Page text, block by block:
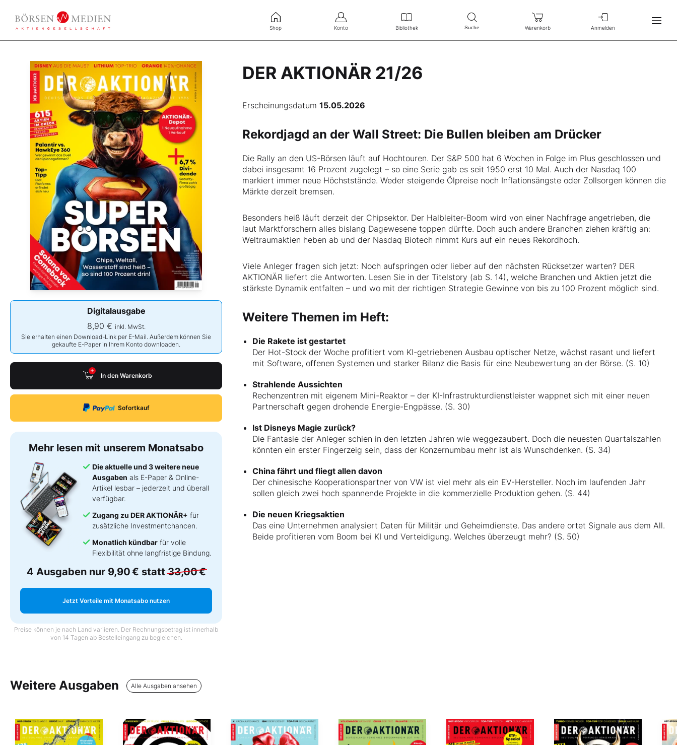
Shop Konto Bibliothek Suche Warenkorb Anmelden
DER AKTIONÄR 21/26
Erscheinungsdatum15.05.2026
Digitalausgabe
8,90 € inkl. MwSt.
Sie erhalten einen Download-Link per E-Mail. Außerdem können Sie
gekaufte E-Paper in Ihrem Konto downloaden.
In den Warenkorb
Sofortkauf
Mehr lesen mit unserem Monatsabo
Die aktuelle und 3 weitere neue
Ausgaben als E-Paper & Online-
Artikel lesbar – jederzeit und überall
verfügbar.
Zugang zu DER AKTIONÄR+ für
zusätzliche Investmentchancen.
Monatlich kündbar für volle
Flexibilität ohne langfristige Bindung.
4 Ausgaben nur 9,90 € statt33,00 €
Jetzt Vorteile mit Monatsabo nutzen
Preise können je nach Land variieren. Der Rechnungsbetrag ist innerhalb
von 14 Tagen ab Bestelleingang zu begleichen.
Rekordjagd an der Wall Street: Die Bullen bleiben am Drücker
Die Rally an den US-Börsen läuft auf Hochtouren. Der S&P 500 hat 6 Wochen in Folge im Plus geschlossen und
dabei insgesamt 16 Prozent zugelegt – so eine Serie gab es seit 1950 erst 10 Mal. Auch der Nasdaq 100
markiert immer neue Höchststände. Weder steigende Ölpreise noch Inflationsängste oder Zollsorgen können die
Märkte derzeit bremsen.
Besonders heiß läuft derzeit der Chipsektor. Der Halbleiter-Boom wird von einer Nachfrage angetrieben, die
laut Marktforschern alles bislang Dagewesene toppen dürfte. Doch auch andere Branchen ziehen kräftig an:
Weltraumaktien heben ab und der Nasdaq Biotech nimmt Kurs auf ein neues Rekordhoch.
Viele Anleger fragen sich jetzt: Noch aufspringen oder lieber auf den nächsten Rücksetzer warten? DER
AKTIONÄR liefert die Antworten. Lesen Sie in der Titelstory (ab S. 14), welche Branchen und Aktien jetzt die
stärkste Dynamik entfalten – und wo mit der richtigen Strategie Gewinne von bis zu 100 Prozent möglich sind.
Weitere Themen im Heft:
Die Rakete ist gestartet
Der Hot-Stock der Woche profitiert vom KI-getriebenen Ausbau optischer Netze, wächst rasant und liefert
mit Software, offenen Systemen und starker Bilanz die Basis für eine Neubewertung an der Börse. (S. 10)
Strahlende Aussichten
Rechenzentren mit eigenem Mini-Reaktor – der KI-Infrastrukturdienstleister wappnet sich mit einer neuen
Partnerschaft gegen drohende Energie-Engpässe. (S. 30)
Ist Disneys Magie zurück?
Die Fantasie der Anleger schien in den letzten Jahren wie weggezaubert. Doch die neuesten Quartalszahlen
könnten ein erster Fingerzeig sein, dass der Konzernumbau mehr ist als Wunschdenken. (S. 34)
China fährt und fliegt allen davon
Der chinesische Kooperationspartner von VW ist viel mehr als ein EV-Hersteller. Noch im laufenden Jahr
sollen gleich zwei hoch spannende Projekte in die kommerzielle Produktion gehen. (S. 44)
Die neuen Kriegsaktien
Das eine Unternehmen analysiert Daten für Militär und Geheimdienste. Das andere ortet Signale aus dem All.
Beide profitieren vom Boom bei KI und Verteidigung. Welches überzeugt mehr? (S. 50)
Weitere Ausgaben Alle Ausgaben ansehen